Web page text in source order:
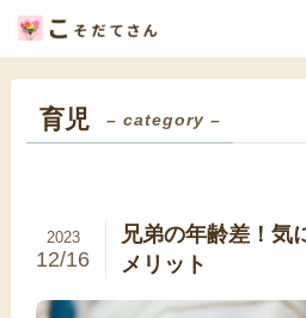
育児 – category –
兄弟の年齢差！気
メリット
2023
12/16